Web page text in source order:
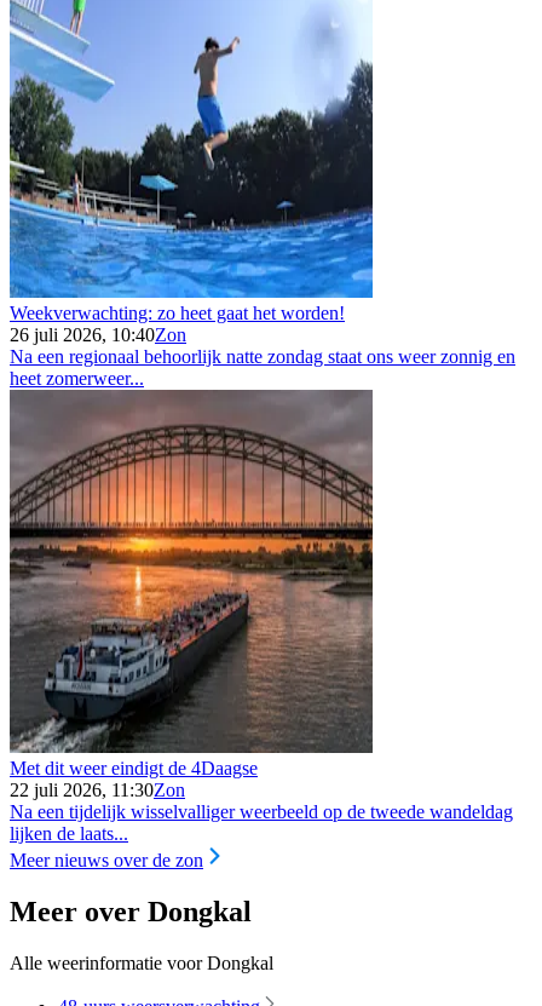
Weekverwachting: zo heet gaat het worden!
26 juli 2026, 10:40Zon
Na een regionaal behoorlijk natte zondag staat ons weer zonnig en
heet zomerweer...
Met dit weer eindigt de 4Daagse
22 juli 2026, 11:30Zon
Na een tijdelijk wisselvalliger weerbeeld op de tweede wandeldag
lijken de laats...
Meer nieuws over de zon
Meer over Dongkal
Alle weerinformatie voor Dongkal